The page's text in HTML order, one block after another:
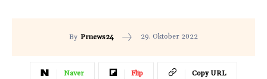
By Prnews24 29. Oktober 2022
Naver Flip Copy URL